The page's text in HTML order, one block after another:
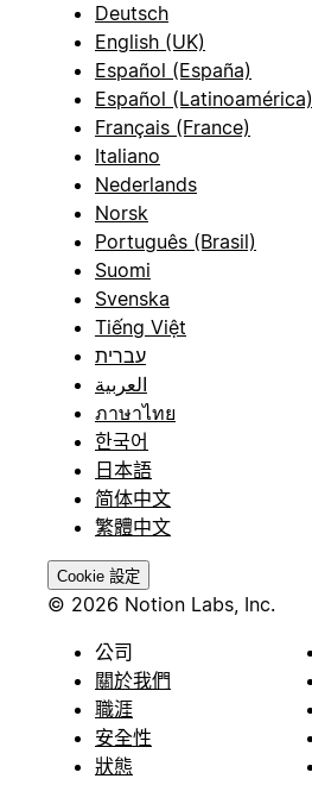
Deutsch
English (UK)
Español (España)
Español (Latinoamérica)
Français (France)
Italiano
Nederlands
Norsk
Português (Brasil)
Suomi
Svenska
Tiếng Việt
עברית
العربية
ภาษาไทย
한국어
日本語
简体中文
繁體中文
Cookie 設定
© 2026 Notion Labs, Inc.
公司
關於我們
職涯
安全性
狀態